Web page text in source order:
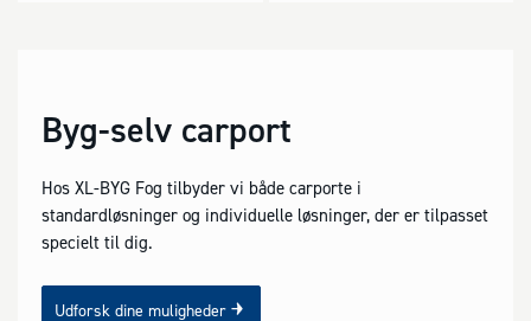
Byg-selv carport
Hos XL-BYG Fog tilbyder vi både carporte i
standardløsninger og individuelle løsninger, der er tilpasset
specielt til dig.
Udforsk dine muligheder